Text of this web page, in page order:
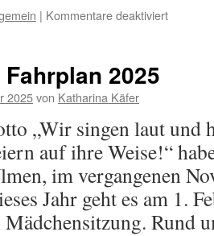
| Kommentare deaktiviertfür
am
2.
2025
2025von Katharina Käfer
„Wir singen laut und
auf ihre Weise!“
im vergangenen
Jahr geht es am 1.
Mädchensitzung.